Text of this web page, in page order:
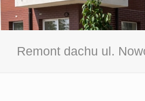
Remont dachu ul.